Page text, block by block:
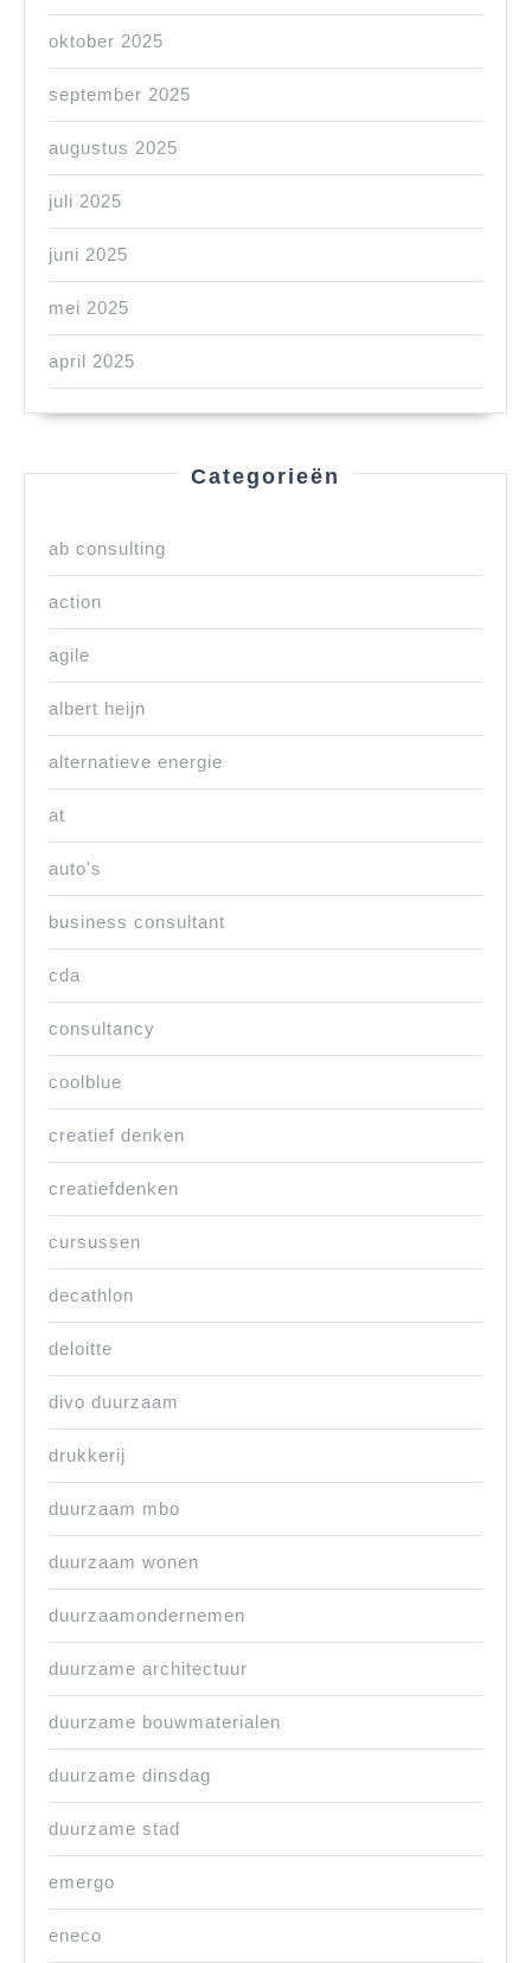
oktober 2025
september 2025
augustus 2025
juli 2025
juni 2025
mei 2025
april 2025
Categorieën
ab consulting
action
agile
albert heijn
alternatieve energie
at
auto's
business consultant
cda
consultancy
coolblue
creatief denken
creatiefdenken
cursussen
decathlon
deloitte
divo duurzaam
drukkerij
duurzaam mbo
duurzaam wonen
duurzaamondernemen
duurzame architectuur
duurzame bouwmaterialen
duurzame dinsdag
duurzame stad
emergo
eneco